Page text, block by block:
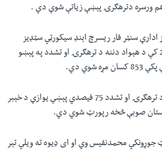
ورسره دترهګرۍ پېښې زیاتې شوې دي .
ادارې سنټر فار ريسرچ اېنډ سيکورټي سټډيز
دکلیز رپورټ تر مخه کال 2021 کې د هېواد دننه د ترهګرۍ او تشدد په پېښو
په دغه رپورټ کې راغلي چې د ترهګرۍ او تشدد 75 فيصدي پېښې يوازې د خېبر
صوبې څخه رپورټ شوي دي.
جوړونکي محمدنفیس وي او ای ډیوه ته ویلي تېر